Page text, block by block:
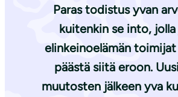
Paras todistus yvan
kuitenkin se into,
elinkeinoelämän
päästä siitä eroon.
muutosten jälkeen yva